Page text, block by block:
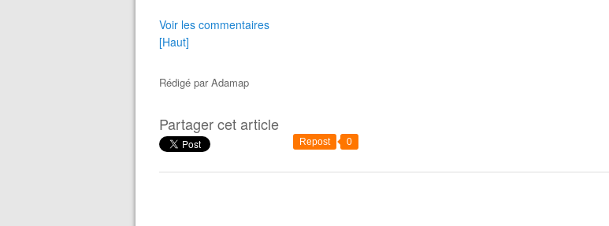
Voir les commentaires
[Haut]
Rédigé parAdamap
Partager cet article
Repost 0